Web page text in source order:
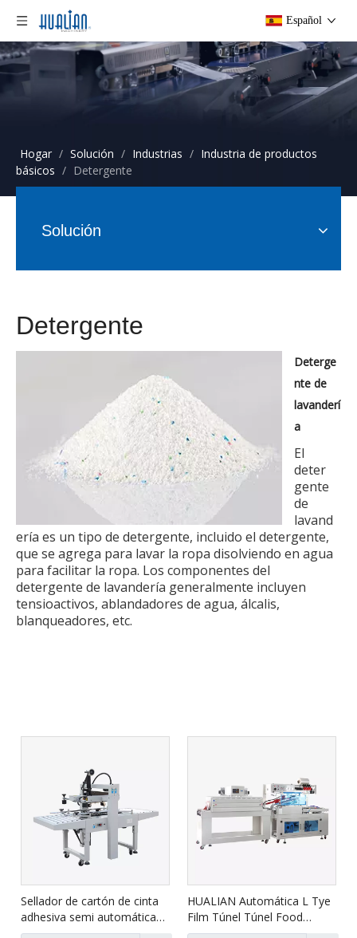
Español
Hogar / Solución / Industrias / Industria de productos
básicos / Detergente
Solución
Detergente
Deterge
nte de
lavanderí
a
El
deter
gente
de
lavand
ería es un tipo de detergente, incluido el detergente,
que se agrega para lavar la ropa disolviendo en agua
para facilitar la ropa. Los componentes del
detergente de lavandería generalmente incluyen
tensioactivos, ablandadores de agua, álcalis,
blanqueadores, etc.
Sellador de cartón de cinta
adhesiva semi automática
para arriba hacia abajo FXJ-
HUALIAN Automática L Tye
Film Túnel Túnel Food
Shrink envolvente Máquina